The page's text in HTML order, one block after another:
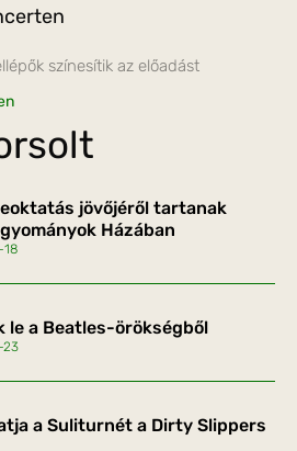
színesítik az előadást
jövőjéről tartanak
Házában
le a Beatles-örökségből
23
a Suliturnét a Dirty Slippers